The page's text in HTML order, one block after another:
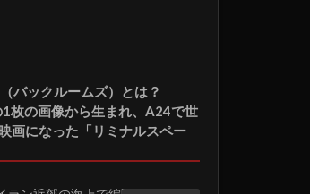
バックルームズ）とは？
枚の画像から生まれ、A24で世
画になった「リミナルスペー